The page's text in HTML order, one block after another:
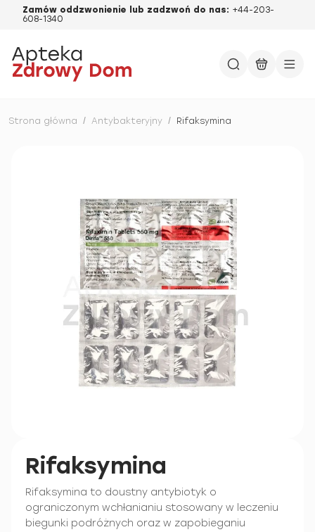
Zamów oddzwonienie lub zadzwoń do nas: +44-203-
608-1340
Strona główna / Antybakteryjny / Rifaksymina
Rifaksymina
Rifaksymina to doustny antybiotyk o
ograniczonym wchłanianiu stosowany w leczeniu
biegunki podróżnych oraz w zapobieganiu